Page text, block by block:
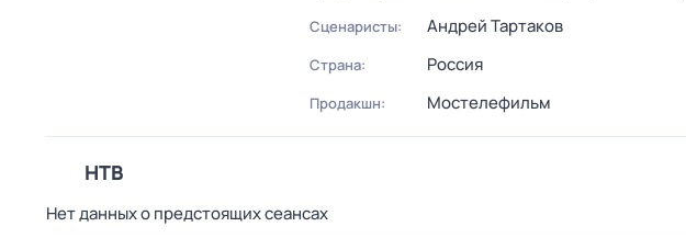
Сценаристы: Андрей Тартаков
Страна: Россия
Продакшн: Мостелефильм
НТВ
Нет данных о предстоящих сеансах